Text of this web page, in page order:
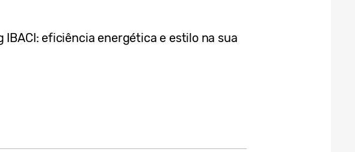
IBACI: eficiência energética e estilo na sua